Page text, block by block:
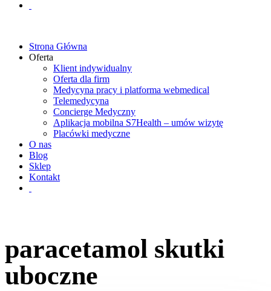
Strona Główna
Oferta
Klient indywidualny
Oferta dla firm
Medycyna pracy i platforma webmedical
Telemedycyna
Concierge Medyczny
Aplikacja mobilna S7Health – umów wizytę
Placówki medyczne
O nas
Blog
Sklep
Kontakt
paracetamol skutki
uboczne